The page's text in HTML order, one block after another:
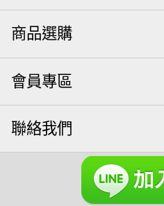
南瓜子 萬歲開心果 三
【萬歲牌】每日堅果系列
無調味綜合果 無糖 堅
全聯 南瓜子
芥末 可樂果 小魚 萬
可樂果 帆布袋
黑豆 全聯 海
Diy飯糰 芝麻
商品選購
會員專區
聯絡我們